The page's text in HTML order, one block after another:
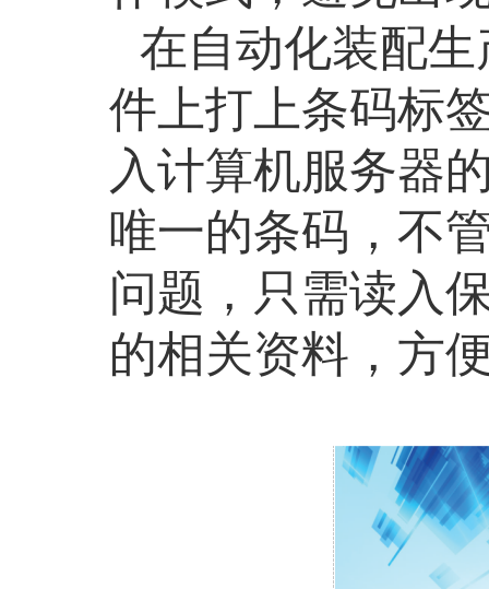
在自动化装配
件上打上条码标
入计算机服务器
唯一的条码，不
问题，只需读入
的相关资料，方